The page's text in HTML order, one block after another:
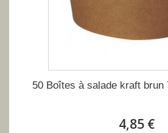
50 Boîtes à salade kraft brun
4,85 €